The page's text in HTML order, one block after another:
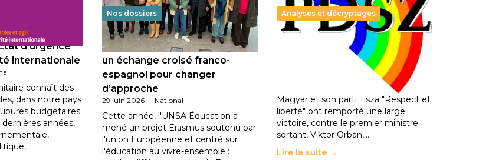
d’urgence
internationale
connaît des
dans notre pays
budgétaires
années,
Nos dossiers
Éducation au vivre-ensemble :
un échange croisé franco-
espagnol pour changer
d’approche
29 juin 2026 - National
Cette année, l'UNSA Éducation a
mené un projet Erasmus soutenu par
l'union Européenne et centré sur
l'éducation au vivre-ensemble :
Analyses et décryptages
Hongrie : du changement pour
les politiques éducatives, aussi !
En Hongrie, le conservateur Peter
Magyar et son parti Tisza "Respect et
liberté" ont remporté une large
victoire, contre le premier ministre
sortant, Viktor Orban,…
Lire la suite →